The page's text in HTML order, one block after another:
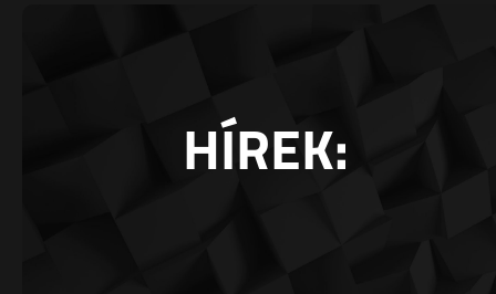
HÍREK: